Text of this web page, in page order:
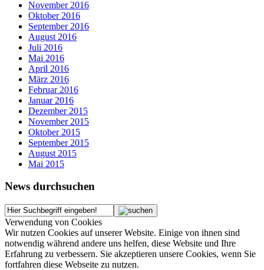
November 2016
Oktober 2016
September 2016
August 2016
Juli 2016
Mai 2016
April 2016
März 2016
Februar 2016
Januar 2016
Dezember 2015
November 2015
Oktober 2015
September 2015
August 2015
Mai 2015
News durchsuchen
Verwendung von Cookies
Wir nutzen Cookies auf unserer Website. Einige von ihnen sind
notwendig während andere uns helfen, diese Website und Ihre
Erfahrung zu verbessern. Sie akzeptieren unsere Cookies, wenn Sie
fortfahren diese Webseite zu nutzen.